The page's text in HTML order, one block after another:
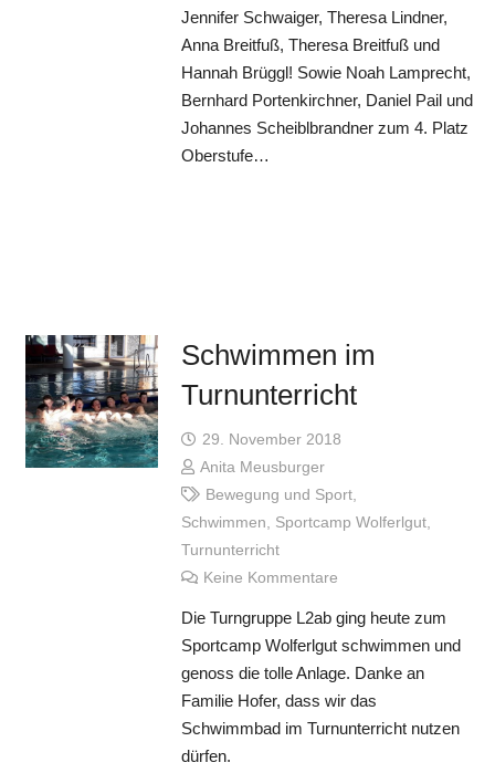
Jennifer Schwaiger, Theresa Lindner,
Anna Breitfuß, Theresa Breitfuß und
Hannah Brüggl! Sowie Noah Lamprecht,
Bernhard Portenkirchner, Daniel Pail und
Johannes Scheiblbrandner zum 4. Platz
Oberstufe…
Schwimmen im
Turnunterricht
29. November 2018
Anita Meusburger
Bewegung und Sport,
Schwimmen, Sportcamp Wolferlgut,
Turnunterricht
Keine Kommentare
Die Turngruppe L2ab ging heute zum
Sportcamp Wolferlgut schwimmen und
genoss die tolle Anlage. Danke an
Familie Hofer, dass wir das
Schwimmbad im Turnunterricht nutzen
dürfen.